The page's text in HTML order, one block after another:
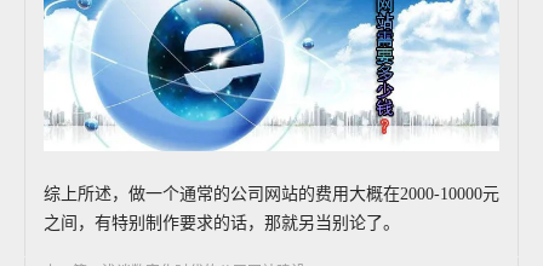
综上所述，做一个通常的公司网站的费用大概在2000-10000元
之间，有特别制作要求的话，那就另当别论了。